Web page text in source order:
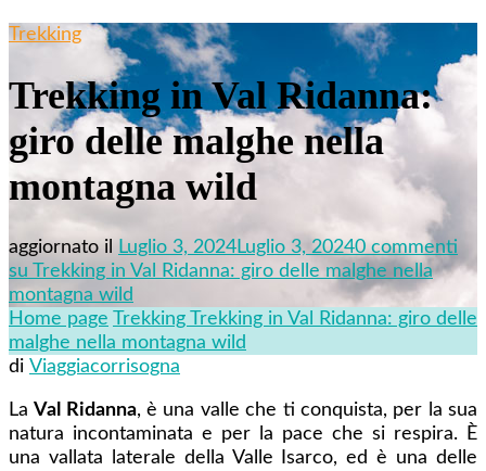
Trekking
Trekking in Val Ridanna:
giro delle malghe nella
montagna wild
aggiornato il Luglio 3, 2024Luglio 3, 20240 commenti
su Trekking in Val Ridanna: giro delle malghe nella
montagna wild
Home page Trekking Trekking in Val Ridanna: giro delle
malghe nella montagna wild
di Viaggiacorrisogna
LaVal Ridanna, è una valle che ti conquista, per la sua
natura incontaminata e per la pace che si respira. È
una vallata laterale della Valle Isarco, ed è una delle